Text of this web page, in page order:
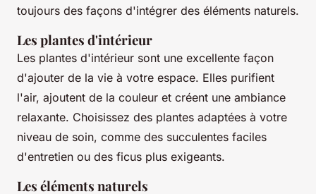
toujours des façons d'intégrer des éléments naturels.
Les plantes d'intérieur
Les plantes d'intérieur sont une excellente façon
d'ajouter de la vie à votre espace. Elles purifient
l'air, ajoutent de la couleur et créent une ambiance
relaxante. Choisissez des plantes adaptées à votre
niveau de soin, comme des succulentes faciles
d'entretien ou des ficus plus exigeants.
Les éléments naturels